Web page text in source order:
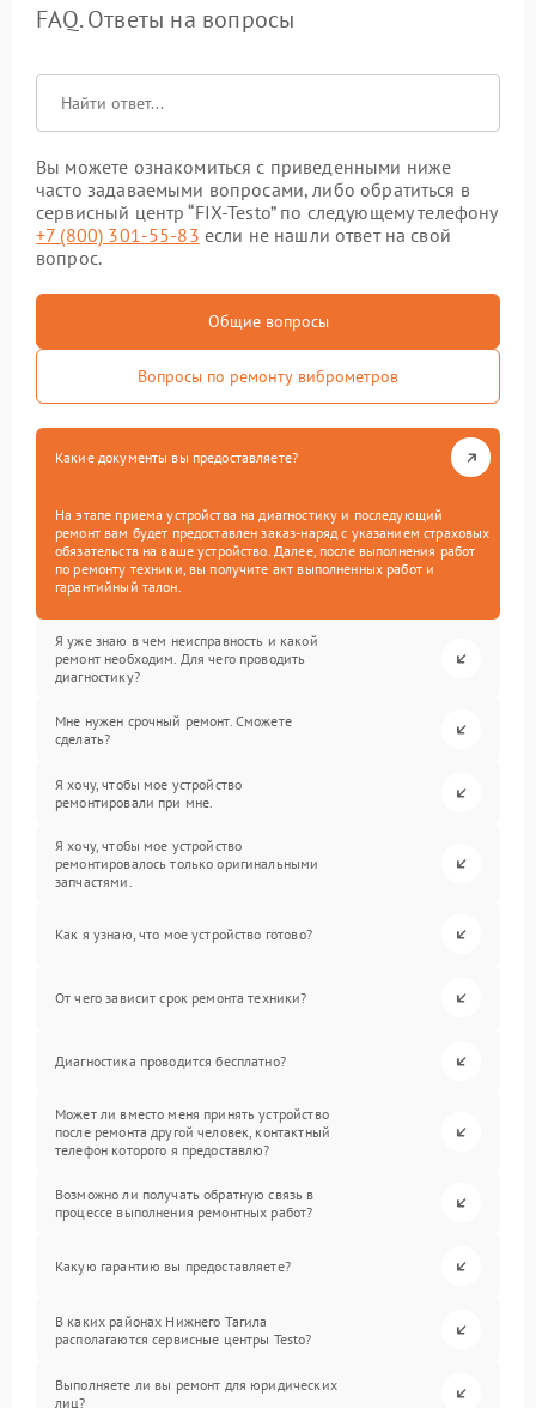
FAQ. Ответы на вопросы
Вы можете ознакомиться с приведенными ниже
часто задаваемыми вопросами, либо обратиться в
сервисный центр “FIX-Testo” по следующему телефону
+7 (800) 301-55-83 если не нашли ответ на свой
вопрос.
Общие вопросы
Вопросы по ремонту виброметров
Какие документы вы предоставляете?
На этапе приема устройства на диагностику и последующий
ремонт вам будет предоставлен заказ-наряд с указанием страховых
обязательств на ваше устройство. Далее, после выполнения работ
по ремонту техники, вы получите акт выполненных работ и
гарантийный талон.
Я уже знаю в чем неисправность и какой
ремонт необходим. Для чего проводить
диагностику?
Мне нужен срочный ремонт. Сможете
сделать?
Я хочу, чтобы мое устройство
ремонтировали при мне.
Я хочу, чтобы мое устройство
ремонтировалось только оригинальными
запчастями.
Как я узнаю, что мое устройство готово?
От чего зависит срок ремонта техники?
Диагностика проводится бесплатно?
Может ли вместо меня принять устройство
после ремонта другой человек, контактный
телефон которого я предоставлю?
Возможно ли получать обратную связь в
процессе выполнения ремонтных работ?
Какую гарантию вы предоставляете?
В каких районах Нижнего Тагила
располагаются сервисные центры Testo?
Выполняете ли вы ремонт для юридических
лиц?